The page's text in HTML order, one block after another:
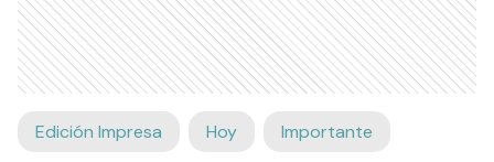
Edición Impresa Hoy Importante